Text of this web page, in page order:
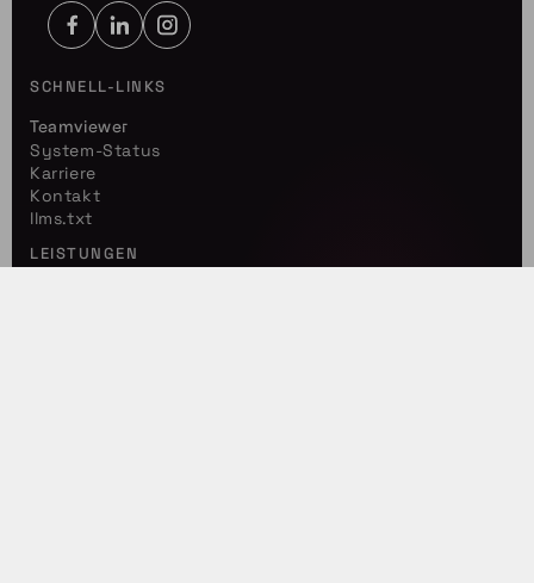
SCHNELL-LINKS
Teamviewer
System-Status
Karriere
Kontakt
llms.txt
LEISTUNGEN